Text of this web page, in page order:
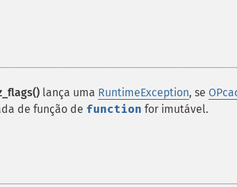
lança uma RuntimeException, se
de função de function for imutável.